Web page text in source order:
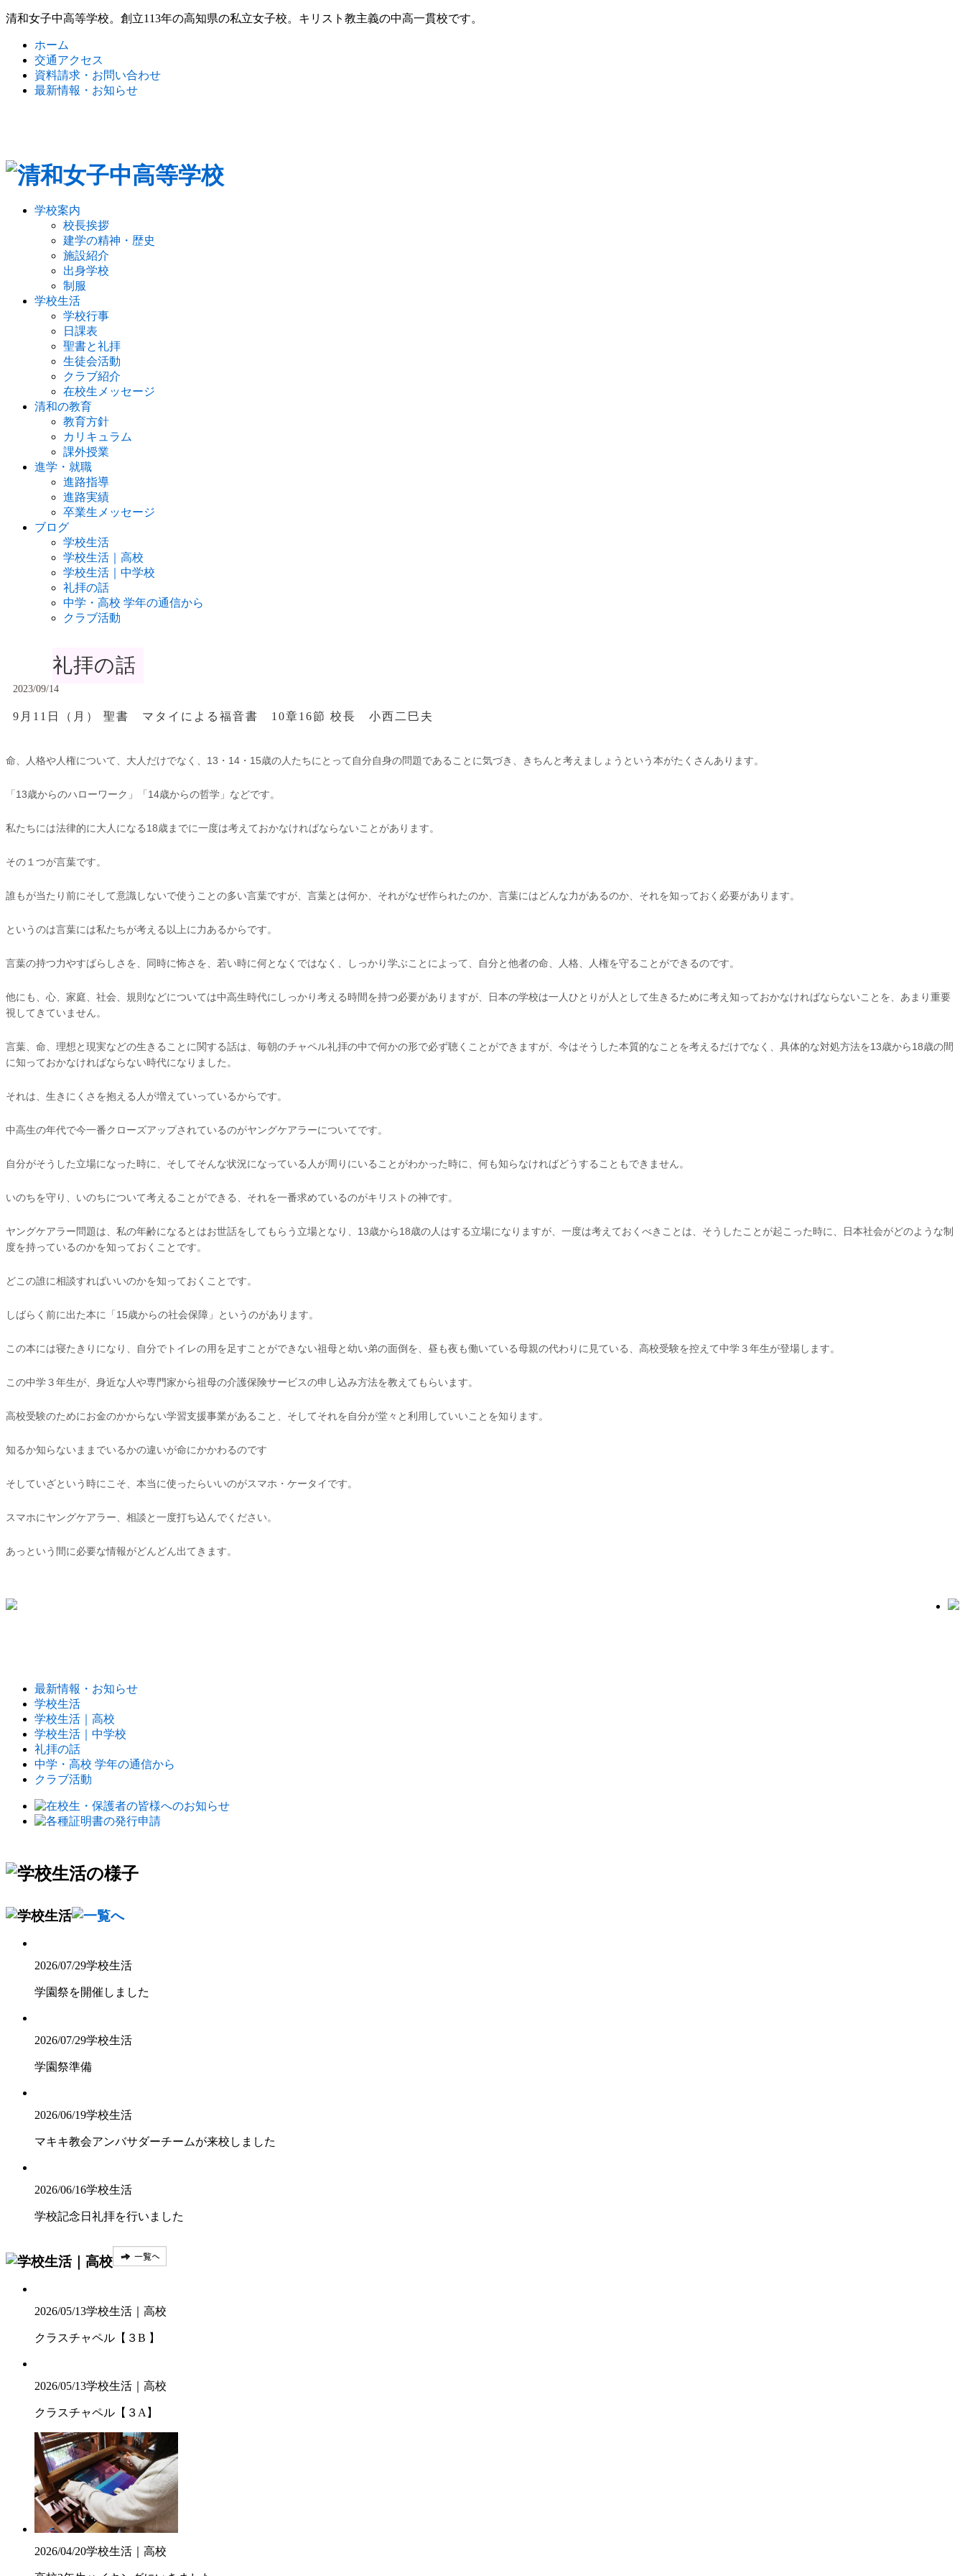
清和女子中高等学校。創立113年の高知県の私立女子校。キリスト教主義の中高一貫校です。
ホーム
交通アクセス
資料請求・お問い合わせ
最新情報・お知らせ
学校案内
校長挨拶
建学の精神・歴史
施設紹介
出身学校
制服
学校生活
学校行事
日課表
聖書と礼拝
生徒会活動
クラブ紹介
在校生メッセージ
清和の教育
教育方針
カリキュラム
課外授業
進学・就職
進路指導
進路実績
卒業生メッセージ
ブログ
学校生活
学校生活｜高校
学校生活｜中学校
礼拝の話
中学・高校 学年の通信から
クラブ活動
礼拝の話
2023/09/14
9月11日（月） 聖書 マタイによる福音書 10章16節 校長 小西二巳夫
命、人格や人権について、大人だけでなく、13・14・15歳の人たちにとって自分自身の問題であることに気づき、きちんと考えましょうという本がたくさんあります。
「13歳からのハローワーク」「14歳からの哲学」などです。
私たちには法律的に大人になる18歳までに一度は考えておかなければならないことがあります。
その１つが言葉です。
誰もが当たり前にそして意識しないで使うことの多い言葉ですが、言葉とは何か、それがなぜ作られたのか、言葉にはどんな力があるのか、それを知っておく必要があります。
というのは言葉には私たちが考える以上に力あるからです。
言葉の持つ力やすばらしさを、同時に怖さを、若い時に何となくではなく、しっかり学ぶことによって、自分と他者の命、人格、人権を守ることができるのです。
他にも、心、家庭、社会、規則などについては中高生時代にしっかり考える時間を持つ必要がありますが、日本の学校は一人ひとりが人として生きるために考え知っておかなければならないことを、あまり重要
視してきていません。
言葉、命、理想と現実などの生きることに関する話は、毎朝のチャペル礼拝の中で何かの形で必ず聴くことができますが、今はそうした本質的なことを考えるだけでなく、具体的な対処方法を13歳から18歳の間
に知っておかなければならない時代になりました。
それは、生きにくさを抱える人が増えていっているからです。
中高生の年代で今一番クローズアップされているのがヤングケアラーについてです。
自分がそうした立場になった時に、そしてそんな状況になっている人が周りにいることがわかった時に、何も知らなければどうすることもできません。
いのちを守り、いのちについて考えることができる、それを一番求めているのがキリストの神です。
ヤングケアラー問題は、私の年齢になるとはお世話をしてもらう立場となり、13歳から18歳の人はする立場になりますが、一度は考えておくべきことは、そうしたことが起こった時に、日本社会がどのような制
度を持っているのかを知っておくことです。
どこの誰に相談すればいいのかを知っておくことです。
しばらく前に出た本に「15歳からの社会保障」というのがあります。
この本には寝たきりになり、自分でトイレの用を足すことができない祖母と幼い弟の面倒を、昼も夜も働いている母親の代わりに見ている、高校受験を控えて中学３年生が登場します。
この中学３年生が、身近な人や専門家から祖母の介護保険サービスの申し込み方法を教えてもらいます。
高校受験のためにお金のかからない学習支援事業があること、そしてそれを自分が堂々と利用していいことを知ります。
知るか知らないままでいるかの違いが命にかかわるのです
そしていざという時にこそ、本当に使ったらいいのがスマホ・ケータイです。
スマホにヤングケアラー、相談と一度打ち込んでください。
あっという間に必要な情報がどんどん出てきます。
最新情報・お知らせ
学校生活
学校生活｜高校
学校生活｜中学校
礼拝の話
中学・高校 学年の通信から
クラブ活動
2026/07/29学校生活
学園祭を開催しました
2026/07/29学校生活
学園祭準備
2026/06/19学校生活
マキキ教会アンバサダーチームが来校しました
2026/06/16学校生活
学校記念日礼拝を行いました
2026/05/13学校生活｜高校
クラスチャペル【３B 】
2026/05/13学校生活｜高校
クラスチャペル【３A】
2026/04/20学校生活｜高校